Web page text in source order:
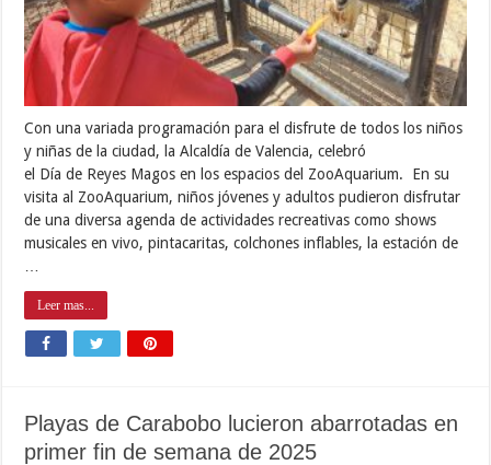
Con una variada programación para el disfrute de todos los niños
y niñas de la ciudad, la Alcaldía de Valencia, celebró
el Día de Reyes Magos en los espacios del ZooAquarium. En su
visita al ZooAquarium, niños jóvenes y adultos pudieron disfrutar
de una diversa agenda de actividades recreativas como shows
musicales en vivo, pintacaritas, colchones inflables, la estación de
Leer mas...
Playas de Carabobo lucieron abarrotadas en
primer fin de semana de 2025